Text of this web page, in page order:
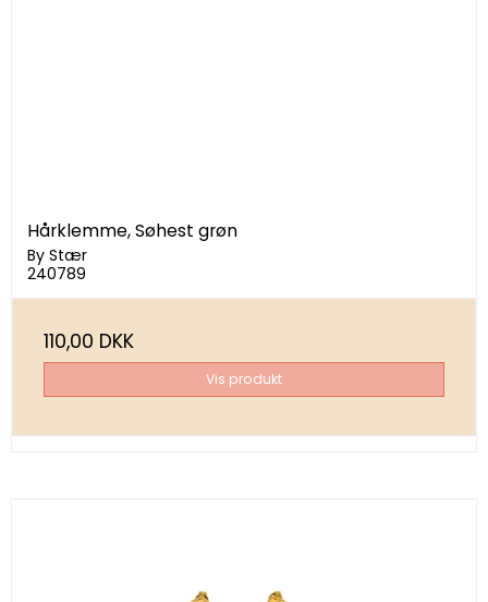
Hårklemme, Søhest grøn
By Stær
240789
110,00 DKK
Vis produkt